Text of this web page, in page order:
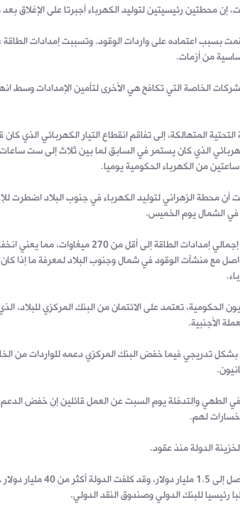
محطتين رئيسيتين لتوليد الكهرباء أجبرتا على الإغلاق بعد
بسبب اعتماده على واردات الوقود. وتسببت إمدادات
من أزمات.
الخاصة التي تكافح هي الأخرى لتأمين الإمدادات وسط
المتهالكة، إلى تفاقم انقطاع التيار الكهربائي الذي كان
الذي كان يستمر في السابق لما بين ثلاث إلى ست
من الكهرباء الحكومية يوميا.
محطة الزهراني لتوليد الكهرباء في جنوب البلاد اضطرت
الشمال يوم الخميس.
وأوضحت المؤسسة أن الإغلاق يخفض إجمالي إمدادات الطاقة إلى أقل من
مع منشآت الوقود في شمال وجنوب البلاد لمعرفة ما إذا
تعتمد على الائتمان من البنك المركزي للبلاد،
الأجنبية.
بشكل تدريجي فيما خفض البنك المركزي دعمه للواردات من
الطهي والتدفئة يوم السبت عن العمل قائلين إن خفض
لهم.
الدولة منذ عقود.
تتكبد شركة الكهرباء خسائر سنوية تصل إلى 1.5
رئيسيا للبنك الدولي وصندوق النقد الدولي.